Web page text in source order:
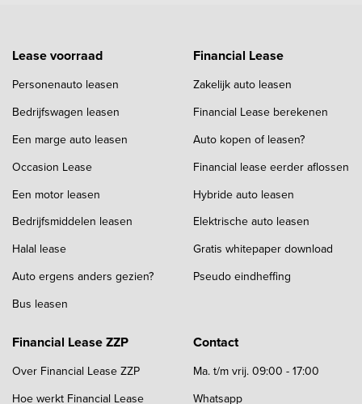
Lease voorraad
Personenauto leasen
Bedrijfswagen leasen
Een marge auto leasen
Occasion Lease
Een motor leasen
Bedrijfsmiddelen leasen
Halal lease
Auto ergens anders gezien?
Bus leasen
Financial Lease
Zakelijk auto leasen
Financial Lease berekenen
Auto kopen of leasen?
Financial lease eerder aflossen
Hybride auto leasen
Elektrische auto leasen
Gratis whitepaper download
Pseudo eindheffing
Financial Lease ZZP
Over Financial Lease ZZP
Hoe werkt Financial Lease
Contact
Ma. t/m vrij. 09:00 - 17:00
Whatsapp